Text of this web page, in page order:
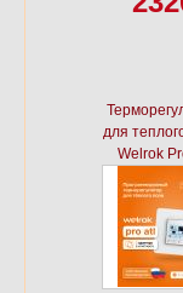
для
Welrok